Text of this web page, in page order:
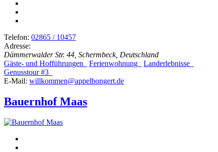
Telefon: 02865 / 10457
Adresse:
Dämmerwalder Str. 44, Schermbeck, Deutschland
Gäste- und Hofführungen
Ferienwohnung
Landerlebnisse
Genusstour #3
E-Mail: willkommen@appelbongert.de
Bauernhof Maas